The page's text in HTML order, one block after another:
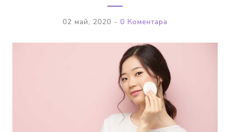
02 май, 2020 - 0 Коментара